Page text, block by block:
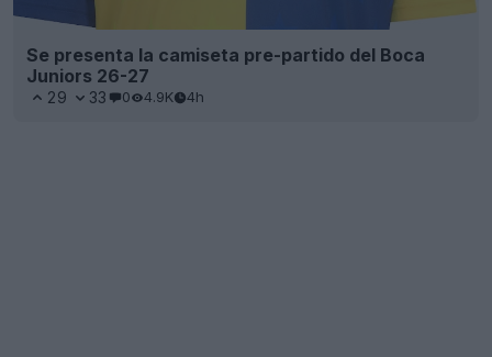
Se presenta la camiseta pre-partido del Boca
Juniors 26-27
29 33 0 4.9K 4h